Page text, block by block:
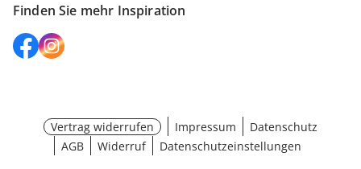
Finden Sie mehr Inspiration
Vertrag widerrufen Impressum
Datenschutz
AGB
Widerruf Datenschutzeinstellungen